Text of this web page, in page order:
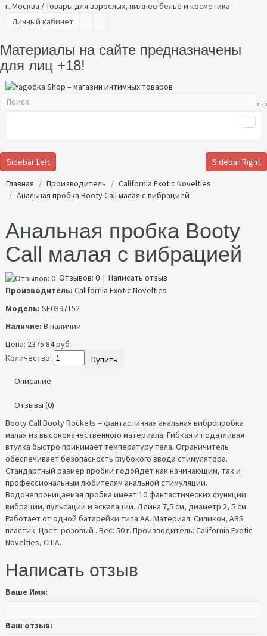
г. Москва / Товары для взрослых, нижнее бельё и косметика
Личный кабинет
Материалы на сайте предназначены
для лиц +18!
Sidebar Left
Sidebar Right
Главная
Производитель
California Exotic Novelties
Анальная пробка Booty Call малая с вибрацией
Анальная пробка Booty
Call малая с вибрацией
Отзывов: 0 | Написать отзыв
Производитель: California Exotic Novelties
Модель: SE0397152
Наличие: В наличии
Цена: 2375.84 руб
Количество:
Купить
Описание
Отзывы (0)
Booty Call Booty Rockets – фантастичная анальная вибропробка
малая из высококачественного материала. Гибкая и податливая
втулка быстро принимает температуру тела. Ограничитель
обеспечивает безопасность глубокого ввода стимулятора.
Стандартный размер пробки подойдет как начинающим, так и
профессиональным любителям анальной стимуляции.
Водонепроницаемая пробка имеет 10 фантастических функции
вибрации, пульсации и эскалации. Длина 7,5 см, диаметр 2, 5 см.
Работает от одной батарейки типа АА. Материал: Силикон, ABS
пластик. Цвет: розовый . Вес: 50 г. Производитель: California Exotic
Novelties, США.
Написать отзыв
Ваше Имя:
Ваш отзыв: